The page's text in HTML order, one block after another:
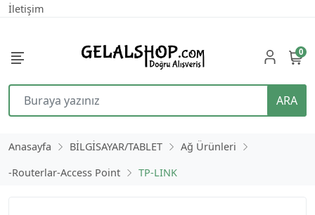
İletişim
ARA
0
Anasayfa BİLGİSAYAR/TABLET
Ağ Ürünleri
-Routerlar-Access Point
TP-LINK